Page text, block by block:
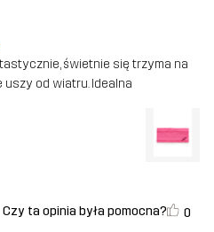
świetnie się trzyma na
od wiatru. Idealna
Czy ta opinia była pomocna? 0